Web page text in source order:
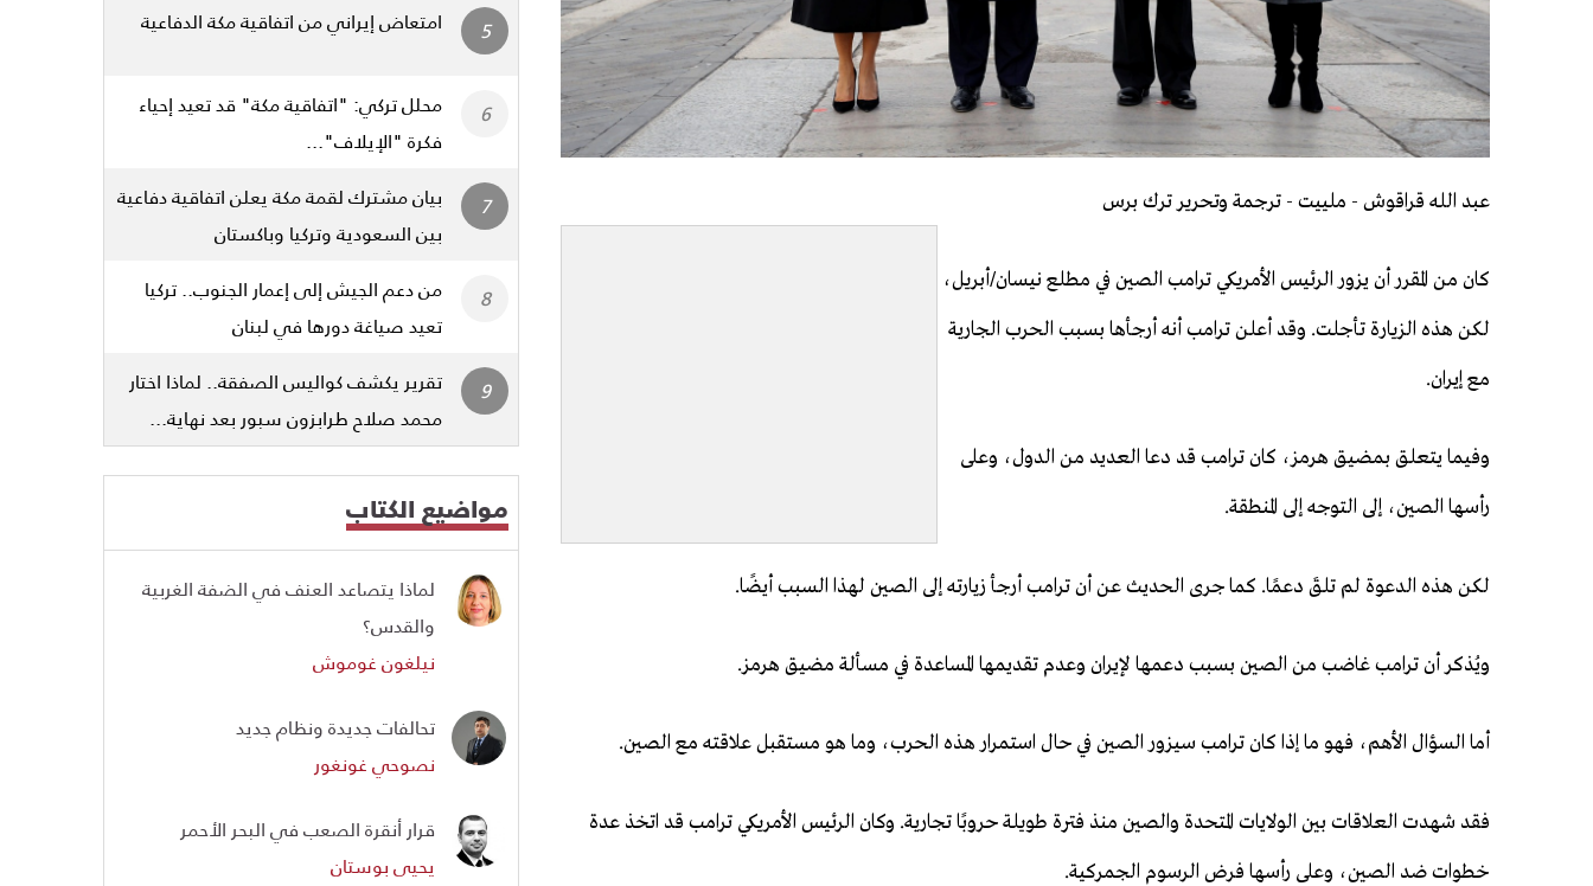
عبد الله قراقوش - ملييت - ترجمة وتحرير ترك برس
كان من المقرر أن يزور الرئيس الأمريكي ترامب الصين في مطلع نيسان/أبريل،
لكن هذه الزيارة تأجلت. وقد أعلن ترامب أنه أرجأها بسبب الحرب الجارية
مع إيران.
وفيما يتعلق بمضيق هرمز، كان ترامب قد دعا العديد من الدول، وعلى
رأسها الصين، إلى التوجه إلى المنطقة.
لكن هذه الدعوة لم تلقَ دعمًا. كما جرى الحديث عن أن ترامب أرجأ زيارته إلى الصين لهذا السبب أيضًا.
ويُذكر أن ترامب غاضب من الصين بسبب دعمها لإيران وعدم تقديمها المساعدة في مسألة مضيق هرمز.
أما السؤال الأهم، فهو ما إذا كان ترامب سيزور الصين في حال استمرار هذه الحرب، وما هو مستقبل علاقته مع الصين.
فقد شهدت العلاقات بين الولايات المتحدة والصين منذ فترة طويلة حروبًا تجارية. وكان الرئيس الأمريكي ترامب قد اتخذ عدة
خطوات ضد الصين، وعلى رأسها فرض الرسوم الجمركية.
امتعاض إيراني من اتفاقية مكة الدفاعية
محلل تركي: "اتفاقية مكة" قد تعيد إحياء
فكرة "الإيلاف"...
بيان مشترك لقمة مكة يعلن اتفاقية دفاعية
بين السعودية وتركيا وباكستان
من دعم الجيش إلى إعمار الجنوب.. تركيا
تعيد صياغة دورها في لبنان
تقرير يكشف كواليس الصفقة.. لماذا اختار
محمد صلاح طرابزون سبور بعد نهاية...
مواضيع الكتاب
لماذا يتصاعد العنف في الضفة الغربية
والقدس؟
نيلغون غوموش
تحالفات جديدة ونظام جديد
نصوحي غونغور
قرار أنقرة الصعب في البحر الأحمر
يحيى بوستان